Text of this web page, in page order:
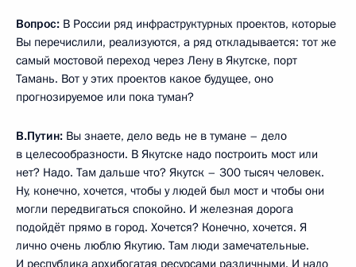
Вопрос: В России ряд инфраструктурных проектов, которые
Вы перечислили, реализуются, а ряд откладывается: тот же
самый мостовой переход через Лену в Якутске, порт
Тамань. Вот у этих проектов какое будущее, оно
прогнозируемое или пока туман?
В.Путин: Вы знаете, дело ведь не в тумане – дело
в целесообразности. В Якутске надо построить мост или
нет? Надо. Там дальше что? Якутск – 300 тысяч человек.
Ну, конечно, хочется, чтобы у людей был мост и чтобы они
могли передвигаться спокойно. И железная дорога
подойдёт прямо в город. Хочется? Конечно, хочется. Я
лично очень люблю Якутию. Там люди замечательные.
И республика архибогатая ресурсами различными. И надо